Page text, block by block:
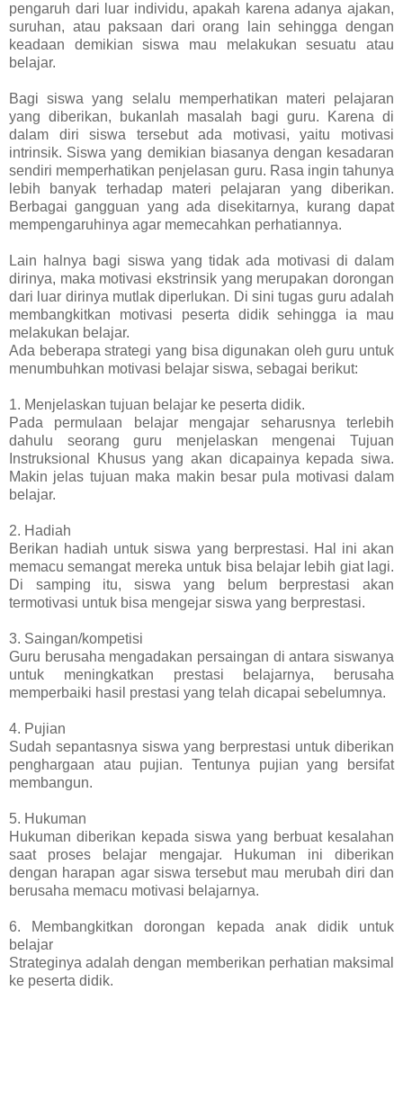
pengaruh dari luar individu, apakah karena adanya ajakan,
suruhan, atau paksaan dari orang lain sehingga dengan
keadaan demikian siswa mau melakukan sesuatu atau
belajar.
Bagi siswa yang selalu memperhatikan materi pelajaran
yang diberikan, bukanlah masalah bagi guru. Karena di
dalam diri siswa tersebut ada motivasi, yaitu motivasi
intrinsik. Siswa yang demikian biasanya dengan kesadaran
sendiri memperhatikan penjelasan guru. Rasa ingin tahunya
lebih banyak terhadap materi pelajaran yang diberikan.
Berbagai gangguan yang ada disekitarnya, kurang dapat
mempengaruhinya agar memecahkan perhatiannya.
Lain halnya bagi siswa yang tidak ada motivasi di dalam
dirinya, maka motivasi ekstrinsik yang merupakan dorongan
dari luar dirinya mutlak diperlukan. Di sini tugas guru adalah
membangkitkan motivasi peserta didik sehingga ia mau
melakukan belajar.
Ada beberapa strategi yang bisa digunakan oleh guru untuk
menumbuhkan motivasi belajar siswa, sebagai berikut:
1. Menjelaskan tujuan belajar ke peserta didik.
Pada permulaan belajar mengajar seharusnya terlebih
dahulu seorang guru menjelaskan mengenai Tujuan
Instruksional Khusus yang akan dicapainya kepada siwa.
Makin jelas tujuan maka makin besar pula motivasi dalam
belajar.
2. Hadiah
Berikan hadiah untuk siswa yang berprestasi. Hal ini akan
memacu semangat mereka untuk bisa belajar lebih giat lagi.
Di samping itu, siswa yang belum berprestasi akan
termotivasi untuk bisa mengejar siswa yang berprestasi.
3. Saingan/kompetisi
Guru berusaha mengadakan persaingan di antara siswanya
untuk meningkatkan prestasi belajarnya, berusaha
memperbaiki hasil prestasi yang telah dicapai sebelumnya.
4. Pujian
Sudah sepantasnya siswa yang berprestasi untuk diberikan
penghargaan atau pujian. Tentunya pujian yang bersifat
membangun.
5. Hukuman
Hukuman diberikan kepada siswa yang berbuat kesalahan
saat proses belajar mengajar. Hukuman ini diberikan
dengan harapan agar siswa tersebut mau merubah diri dan
berusaha memacu motivasi belajarnya.
6. Membangkitkan dorongan kepada anak didik untuk
belajar
Strateginya adalah dengan memberikan perhatian maksimal
ke peserta didik.